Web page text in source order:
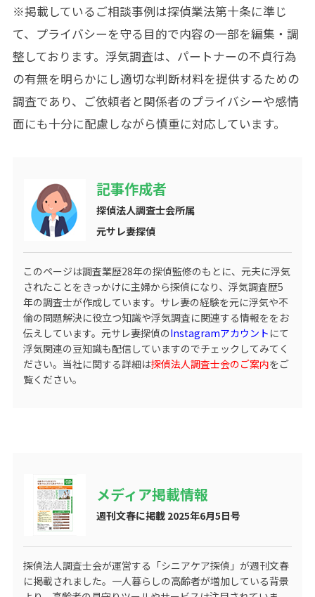
※掲載しているご相談事例は探偵業法第十条に準じ
て、プライバシーを守る目的で内容の一部を編集・調
整しております。浮気調査は、パートナーの不貞行為
の有無を明らかにし適切な判断材料を提供するための
調査であり、ご依頼者と関係者のプライバシーや感情
面にも十分に配慮しながら慎重に対応しています。
記事作成者
探偵法人調査士会所属
元サレ妻探偵
このページは調査業歴28年の探偵監修のもとに、元夫に浮気
されたことをきっかけに主婦から探偵になり、浮気調査歴5
年の調査士が作成しています。サレ妻の経験を元に浮気や不
倫の問題解決に役立つ知識や浮気調査に関連する情報ををお
伝えしています。元サレ妻探偵のInstagramアカウント にて
浮気関連の豆知識も配信していますのでチェックしてみてく
ださい。当社に関する詳細は探偵法人調査士会のご案内をご
覧ください。
メディア掲載情報
週刊文春に掲載 2025年6月5日号
探偵法人調査士会が運営する 「シニアケア探偵」 が週刊文春
に掲載されました。一人暮らしの高齢者が増加している背景